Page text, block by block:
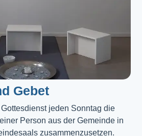
Gebet
jeden Sonntag die
Person aus der Gemeinde in
zusammenzusetzen.